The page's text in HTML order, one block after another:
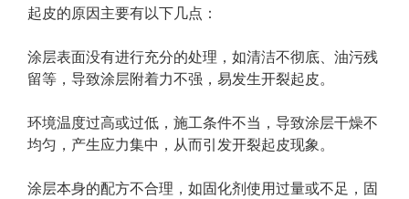
起皮的原因主要有以下几点：
涂层表面没有进行充分的处理，如清洁不彻底、油污残
留等，导致涂层附着力不强，易发生开裂起皮。
环境温度过高或过低，施工条件不当，导致涂层干燥不
均匀，产生应力集中，从而引发开裂起皮现象。
涂层本身的配方不合理，如固化剂使用过量或不足，固